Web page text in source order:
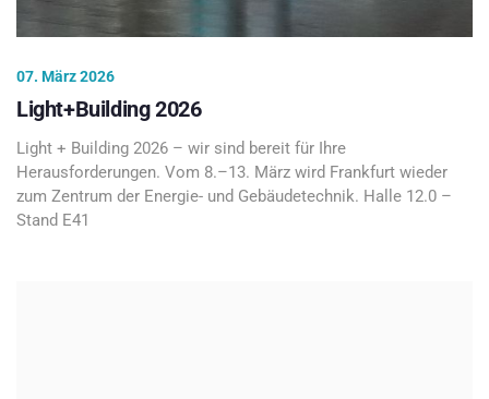
07. März 2026
Light+Building 2026
Light + Building 2026 – wir sind bereit für Ihre
Herausforderungen. Vom 8.–13. März wird Frankfurt wieder
zum Zentrum der Energie- und Gebäudetechnik. Halle 12.0 –
Stand E41